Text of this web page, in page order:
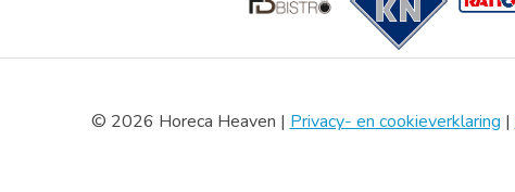
© 2026 Horeca Heaven | Privacy- en cookieverklaring |